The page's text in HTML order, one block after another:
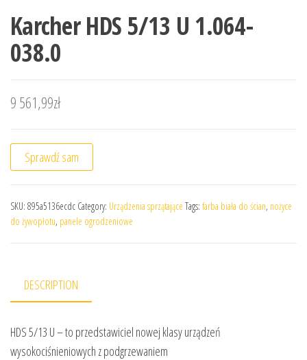
Karcher HDS 5/13 U 1.064-
038.0
9 561,99zł
Sprawdź sam
SKU: 895a5136ecdc Category: Urządzenia sprzątające Tags: farba biała do ścian, nożyce
do żywopłotu, panele ogrodzeniowe
DESCRIPTION
HDS 5/13 U – to przedstawiciel nowej klasy urządzeń
wysokociśnieniowych z podgrzewaniem